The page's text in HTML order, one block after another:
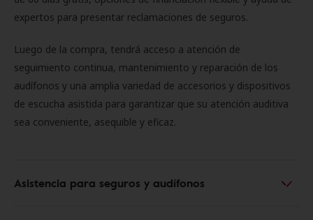
expertos para presentar reclamaciones de seguros.
Luego de la compra, tendrá acceso a atención de
seguimiento continua, mantenimiento y reparación de los
audífonos y una amplia variedad de accesorios y dispositivos
de escucha asistida para garantizar que su atención auditiva
sea conveniente, asequible y eficaz.
Asistencia para seguros y audífonos